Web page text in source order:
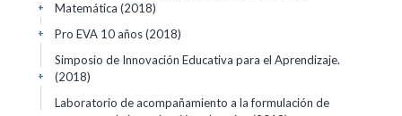
Matemática (2018)
+
Pro EVA 10 años(2018)
+
Simposio de Innovación Educativa para el Aprendizaje.
(2018)
+
Laboratorio de acompañamiento a la formulación de